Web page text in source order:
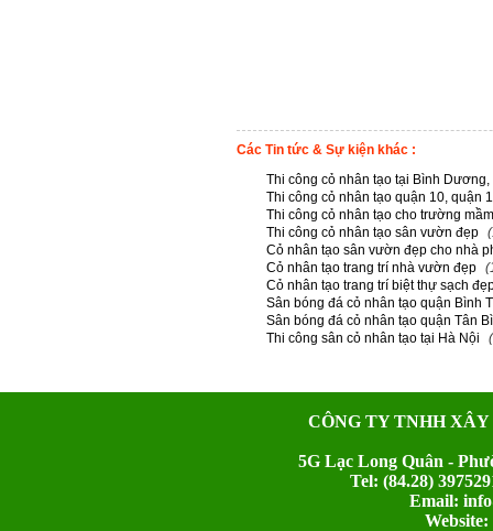
Các Tin tức & Sự kiện khác :
Thi công cỏ nhân tạo tại Bình
Thi công cỏ nhân tạo quận 10, quận
Thi công cỏ nhân tạo cho trường
Thi công cỏ nhân tạo sân vườn đẹp
Cỏ nhân tạo sân vườn đẹp cho nhà
Cỏ nhân tạo trang trí nhà vườn đẹp
Cỏ nhân tạo trang trí biệt thự sạch
Sân bóng đá cỏ nhân tạo quận Bình
Sân bóng đá cỏ nhân tạo quận Tân
Thi công sân cỏ nhân tạo tại Hà Nội
CÔNG TY TNHH
5G Lạc Long Quân -
Tel: (84.28)
Email: